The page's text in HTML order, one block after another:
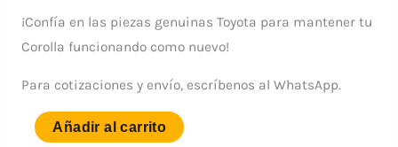
¡Confía en las piezas genuinas Toyota para mantener tu
Corolla funcionando como nuevo!
Para cotizaciones y envío, escríbenos al WhatsApp.
BASE Añadir al carrito